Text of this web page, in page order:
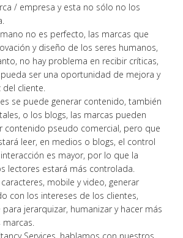
/ empresa y esta no sólo no los
no es perfecto, las marcas que
y diseño de los seres humanos,
no hay problema en recibir críticas,
ser una oportunidad de mejora y
cliente.
se puede generar contenido, también
o los blogs, las marcas pueden
contenido pseudo comercial, pero que
leer, en medios o blogs, el control
es mayor, por lo que la
lectores estará más controlada.
mobile y video, generar
con los intereses de los clientes,
para jerarquizar, humanizar y hacer más
Services, hablamos con nuestros